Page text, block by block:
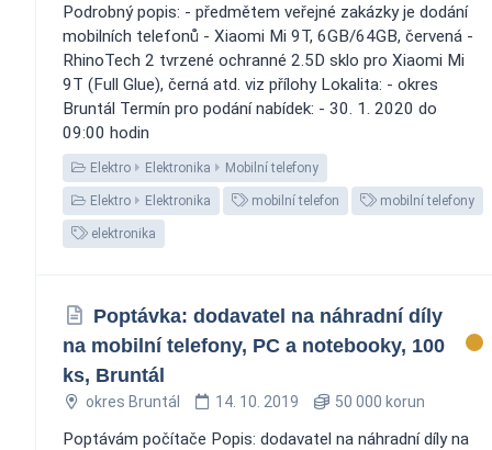
Podrobný popis: - předmětem veřejné zakázky je dodání
mobilních telefonů - Xiaomi Mi 9T, 6GB/64GB, červená -
RhinoTech 2 tvrzené ochranné 2.5D sklo pro Xiaomi Mi
9T (Full Glue), černá atd. viz přílohy Lokalita: - okres
Bruntál Termín pro podání nabídek: - 30. 1. 2020 do
09:00 hodin
Elektro Elektronika Mobilní telefony
Elektro Elektronika mobilní telefon mobilní telefony
elektronika
Poptávka: dodavatel na náhradní díly
na mobilní telefony, PC a notebooky, 100
ks, Bruntál
okres Bruntál 14. 10. 2019 50 000 korun
Poptávám počítače Popis: dodavatel na náhradní díly na